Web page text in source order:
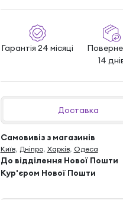
Гарантія 24 місяці
14
Доставка
Самовивіз з магазинів
Київ, Дніпро, Харків, Одеса
До відділення Нової Пошти
Кур'єром Нової Пошти